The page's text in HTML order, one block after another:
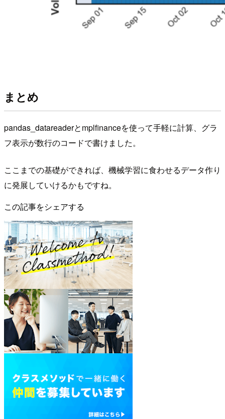
まとめ
pandas_datareaderとmplfinanceを使って手軽に計算、グラ
フ表示が数行のコードで書けました。
ここまでの基礎ができれば、機械学習に食わせるデータ作り
に発展していけるかもですね。
この記事をシェアする